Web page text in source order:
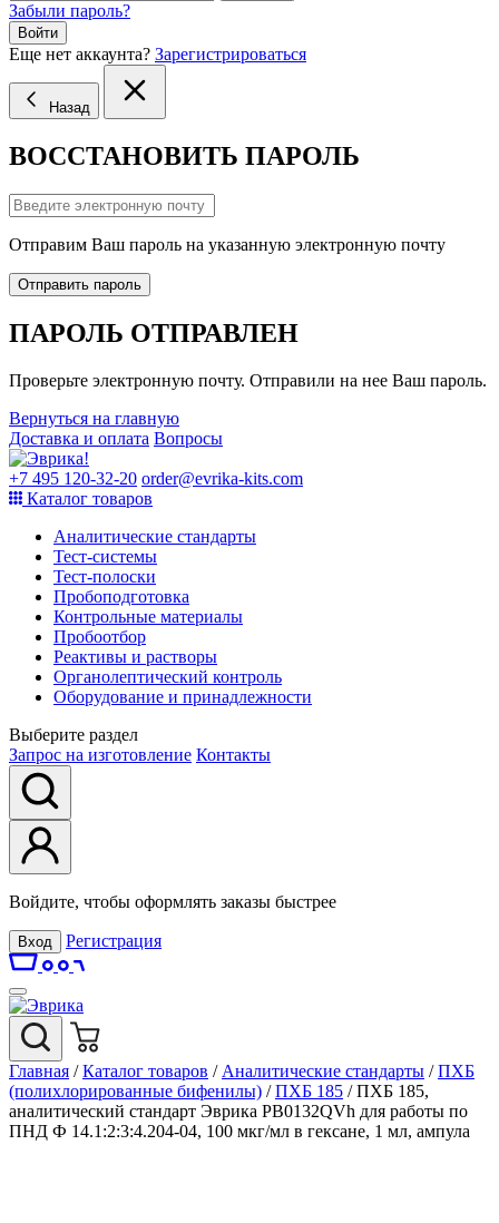
Забыли пароль?
Войти
Еще нет аккаунта? Зарегистрироваться
Назад
ВОССТАНОВИТЬ ПАРОЛЬ
Отправим Ваш пароль на указанную электронную почту
Отправить пароль
ПАРОЛЬ ОТПРАВЛЕН
Проверьте электронную почту. Отправили на нее Ваш пароль.
Вернуться на главную
Доставка и оплата Вопросы
+7 495 120-32-20 order@evrika-kits.com
Каталог товаров
Аналитические стандарты
Тест-системы
Тест-полоски
Пробоподготовка
Контрольные материалы
Пробоотбор
Реактивы и растворы
Органолептический контроль
Оборудование и принадлежности
Выберите раздел
Запрос на изготовление Контакты
Войдите, чтобы оформлять заказы быстрее
Вход Регистрация
Главная / Каталог товаров / Аналитические стандарты / ПХБ
(полихлорированные бифенилы) / ПХБ 185 / ПХБ 185,
аналитический стандарт Эврика PB0132QVh для работы по
ПНД Ф 14.1:2:3:4.204-04, 100 мкг/мл в гексане, 1 мл, ампула